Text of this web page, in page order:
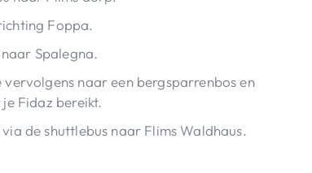
Foppa.
Spalegna.
naar een bergsparrenbos en
Fidaz bereikt.
de shuttlebus naar Flims Waldhaus.